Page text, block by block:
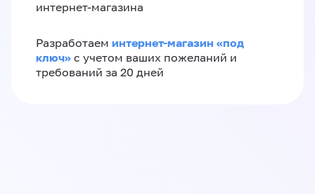
интернет-магазина
Разработаем интернет-магазин «‎под
ключ»‎ с учетом ваших пожеланий и
требований за 20 дней